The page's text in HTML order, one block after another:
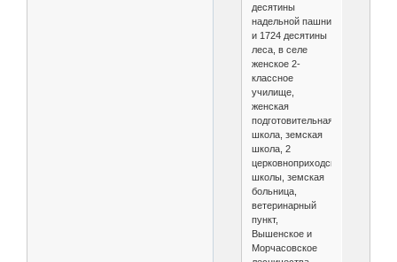
десятины
надельной пашни
и 1724 десятины
леса, в селе
женское 2-
классное
училище,
женская
подготовительная
школа, земская
школа, 2
церковноприходские
школы, земская
больница,
ветеринарный
пункт,
Вышенское и
Морчасовское